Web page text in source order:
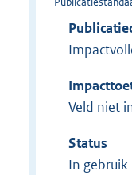
Veld niet
Status
In gebruik